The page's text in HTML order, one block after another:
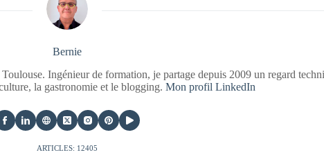
Bernie
Ingénieur de formation, je partage depuis 2009 un regard
la gastronomie et le blogging.Mon profil LinkedIn
ARTICLES: 12405